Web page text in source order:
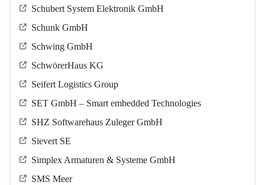
Schubert System Elektronik GmbH
Schunk GmbH
Schwing GmbH
SchwörerHaus KG
Seifert Logistics Group
SET GmbH – Smart embedded Technologies
SHZ Softwarehaus Zuleger GmbH
Sievert SE
Simplex Armaturen & Systeme GmbH
SMS Meer